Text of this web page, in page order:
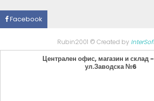
Facebook
Rubin2001 © Created by
Централен офис, магазин и склад
ул.Заводска №6